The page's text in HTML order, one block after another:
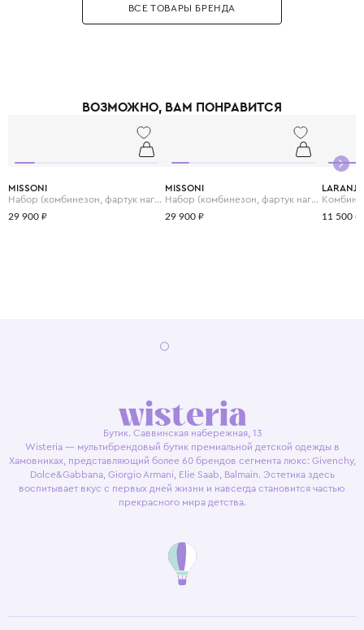
художниками бренда, что гарантирует уникальность и оригинальность
каждого принта. Особенность Roarsome - использование тактильных
ВСЕ ТОВАРЫ БРЕНДА
ВОЗМОЖНО, ВАМ ПОНРАВИТСЯ
MISSONI
Набор (комбинезон, фартук нагрудный и шапка)
29 900 ₽
MISSONI
Набор (комбинезон, фартук нагрудный и шапка)
29 900 ₽ 11 500 ₽
Бутик. Саввинская набережная, 13
Wisteria — мультибрендовый бутик премиальной детской одежды в
Хамовниках, представляющий более 60 брендов сегмента люкс: Givenchy,
Dolce&Gabbana, Giorgio Armani, Elie Saab, Balmain. Эстетика здесь
воспитывает вкус с первых дней жизни и навсегда становится частью
прекрасного мира детства.